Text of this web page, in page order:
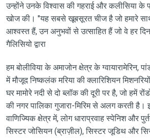
उन्होंने उनके विश्वास की गहराई और कलीसिया के
खोज की। "यह सबसे खूबसूरत चीज है जो हमारे
आश्वस्त हैं, उन अनुभवों से उत्साहित हैं जो वे हर
गैलिसियो द्वारा
हम बोलीविया के अमाजोन क्षेत्र के ग्वायारामेरिन,
में मौजूद निष्कलंक मरिया की क्लारिशियन
घर मामोरे नदी से दो ब्लॉक की दूरी पर है, जो हमें
की नगर पालिका गुजारा-मिरिम से अलग करती है।
वाणिज्यिक क्षेत्र में, लोग धाराप्रवाह स्पेनिश और
सिस्टर जोसियन (ब्राज़ील), सिस्टर जूडिथ और